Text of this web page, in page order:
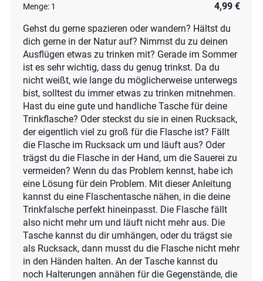
Menge: 1
4,99 €
Gehst du gerne spazieren oder wandern? Hältst du
dich gerne in der Natur auf? Nimmst du zu deinen
Ausflügen etwas zu trinken mit? Gerade im Sommer
ist es sehr wichtig, dass du genug trinkst. Da du
nicht weißt, wie lange du möglicherweise unterwegs
bist, solltest du immer etwas zu trinken mitnehmen.
Hast du eine gute und handliche Tasche für deine
Trinkflasche? Oder steckst du sie in einen Rucksack,
der eigentlich viel zu groß für die Flasche ist? Fällt
die Flasche im Rucksack um und läuft aus? Oder
trägst du die Flasche in der Hand, um die Sauerei zu
vermeiden? Wenn du das Problem kennst, habe ich
eine Lösung für dein Problem. Mit dieser Anleitung
kannst du eine Flaschentasche nähen, in die deine
Trinkfalsche perfekt hineinpasst. Die Flasche fällt
also nicht mehr um und läuft nicht mehr aus. Die
Tasche kannst du dir umhängen, oder du trägst sie
als Rucksack, dann musst du die Flasche nicht mehr
in den Händen halten. An der Tasche kannst du
noch Halterungen annähen für die Gegenstände, die